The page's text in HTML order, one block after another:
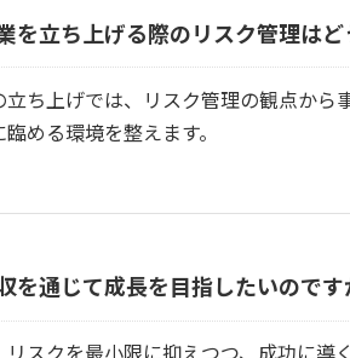
を立ち上げる際のリスク管理はど
立ち上げでは、リスク管理の観点から
める環境を整えます。
を通じて成長を目指したいので
リスクを最小限に抑えつつ、成功に